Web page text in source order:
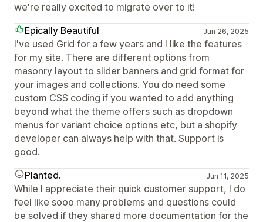
we're really excited to migrate over to it!
Epically Beautiful
Jun 26, 2025
I've used Grid for a few years and I like the features
for my site. There are different options from
masonry layout to slider banners and grid format for
your images and collections. You do need some
custom CSS coding if you wanted to add anything
beyond what the theme offers such as dropdown
menus for variant choice options etc, but a shopify
developer can always help with that. Support is
good.
Planted.
Jun 11, 2025
While I appreciate their quick customer support, I do
feel like sooo many problems and questions could
be solved if they shared more documentation for the